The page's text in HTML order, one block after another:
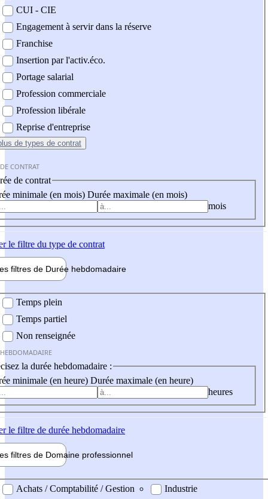
CUI - CIE
Engagement à servir dans la réserve
Franchise
Insertion par l'activ.éco.
Portage salarial
Profession commerciale
Profession libérale
Reprise d'entreprise
de types de contrat
CONTRAT
de contrat
minimale (en mois) Durée maximale (en mois)
mois
le filtre du type de contrat
filtres de Durée hebdomadaire
Temps plein
Temps partiel
Non renseignée
la durée hebdomadaire :
minimale (en heure) Durée maximale (en heure)
heures
le filtre de durée hebdomadaire
filtres de Domaine professionnel
professionel
Achats / Comptabilité / Gestion
Industrie